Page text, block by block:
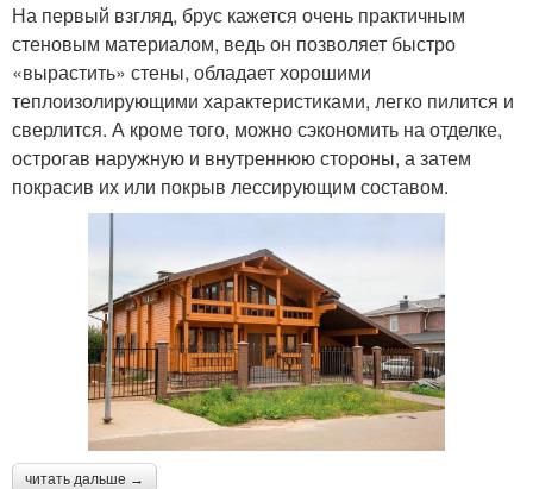
На первый взгляд, брус кажется очень практичным
стеновым материалом, ведь он позволяет быстро
«вырастить» стены, обладает хорошими
теплоизолирующими характеристиками, легко пилится и
сверлится. А кроме того, можно сэкономить на отделке,
острогав наружную и внутреннюю стороны, а затем
покрасив их или покрыв лессирующим составом.
читать дальше →